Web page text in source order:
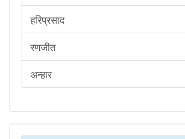
हरिप्रसाद
रणजीत
अन्हार